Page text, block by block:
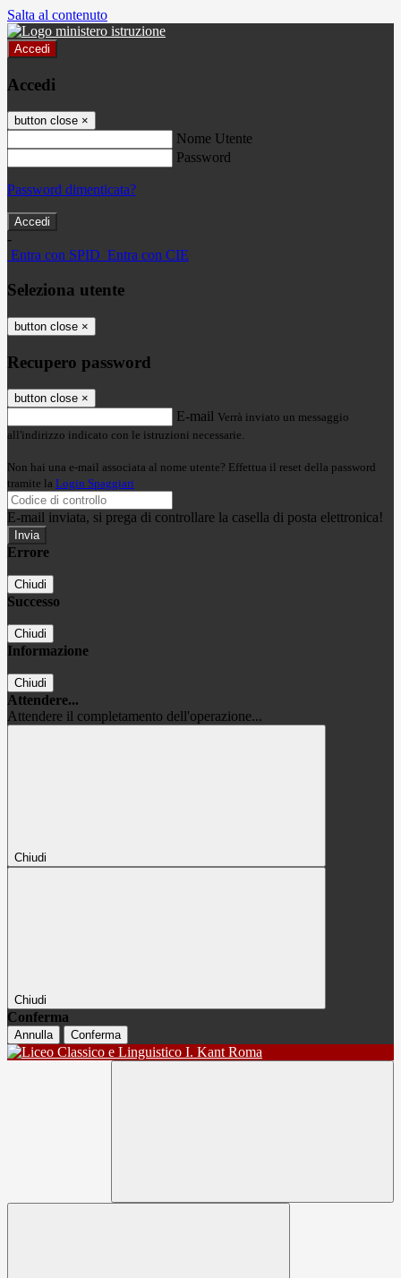
Salta al contenuto
Accedi
Accedi
button close ×
Nome Utente
Password
Password dimenticata?
-
Entra con SPID Entra con CIE
Seleziona utente
button close ×
Recupero password
button close ×
E-mail Verrà inviato un messaggio
all'indirizzo indicato con le istruzioni necessarie.
Non hai una e-mail associata al nome utente? Effettua il reset della password
tramite la Login Spaggiari
E-mail inviata, si prega di controllare la casella di posta elettronica!
Errore
Chiudi
Successo
Chiudi
Informazione
Chiudi
Attendere...
Attendere il completamento dell'operazione...
Chiudi
Chiudi
Conferma
Annulla Conferma